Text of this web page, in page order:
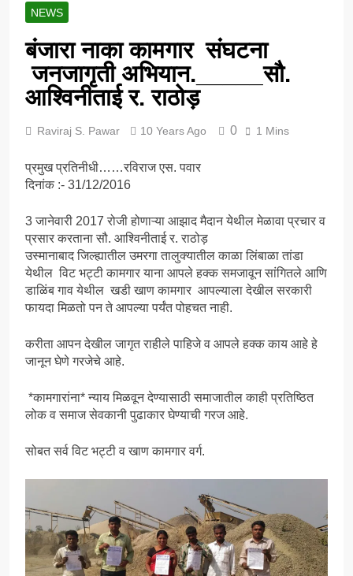
दानवीर Sri Shankar
Pawar जी को डॉक्टरेट की
उपाधि से सम्मानित होने पर
बधाई और शुभकामनाये
5 Years Ago
गोरमाटी राम राम कछ –
रामे ती काई संबंध
बंजारा ज्ञानपीठ येथे होणार
बंजारा ज्ञानपीठ लोधीवली येथे
5 Years Ago
NEWS
बंजारा नाका कामगार संघटना
जनजागृती अभियान._____सौ.
आश्विनीताई र. राठोड़
Raviraj S. Pawar 10 Years Ago 0 1 Mins
प्रमुख प्रतिनीधी……रविराज एस. पवार
दिनांक :- 31/12/2016
3 जानेवारी 2017 रोजी होणाऱ्या आझाद मैदान येथील मेळावा प्रचार व
प्रसार करताना सौ. आश्विनीताई र. राठोड़
उस्मानाबाद जिल्ह्यातील उमरगा तालुक्यातील काळा लिंबाळा तांडा
येथील विट भट्टी कामगार याना आपले हक्क समजावून सांगितले आणि
डाळिंब गाव येथील खडी खाण कामगार आपल्याला देखील सरकारी
फायदा मिळतो पन ते आपल्या पर्यंत पोहचत नाही.
करीता आपन देखील जागृत राहीले पाहिजे व आपले हक्क काय आहे हे
जानून घेणे गरजेचे आहे.
*कामगारांना* न्याय मिळवून देण्यासाठी समाजातील काही प्रतिष्ठित
लोक व समाज सेवकानी पुढाकार घेण्याची गरज आहे.
सोबत सर्व विट भट्टी व खाण कामगार वर्ग.